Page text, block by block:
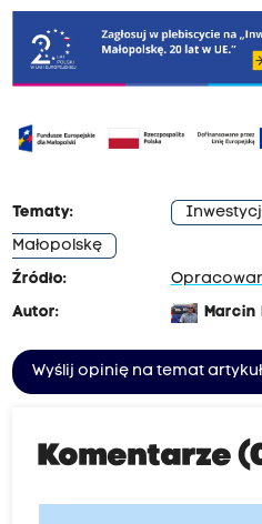
Tematy:
Małopolskę
Źródło:
Autor:
Marcin
Wyślij opinię na temat
Komentarze